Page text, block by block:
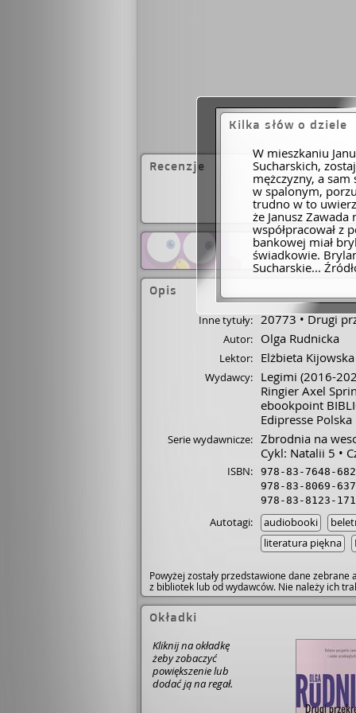
namiętnie
Hilla, Tess
Recenzje
Opis
Inne tytuły: 20773 Drugi
Autor: Olga Rudnicka
Lektor: Elżbieta Kijowska
Wydawcy: Legimi (2016-
Ringier Axel
ebookpoint
Edipresse Polska
Serie wydawnicze: Zbrodnia na
Cykl: Natalii 5
ISBN: 978-83-7648-
978-83-8069-
978-83-8123-
Autotagi: audiobooki
literatura piękna
Powyżej zostały przedstawione dane
z bibliotek lub od wydawców. Nie należy ich
Okładki
Kliknij na okładkę
żeby zobaczyć
powiększenie lub
dodać ją na regał.
Kilka słów o dziele
W mieszkaniu
Sucharskich,
mężczyzny, a sam
w spalonym,
trudno w to
że Janusz Zawada
współpracował z
bankowej miał
świadkowie.
Sucharskie...